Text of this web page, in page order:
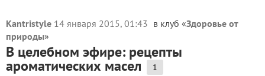
Kantristyle 14 января 2015, 01:43 в клуб «Здоровье от
природы»
В целебном эфире: рецепты
ароматических масел 1